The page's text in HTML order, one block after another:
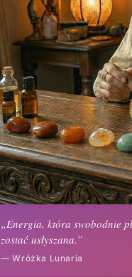
„Energia, która swobodnie
zostać usłyszana.”
— Wróżka Lunaria